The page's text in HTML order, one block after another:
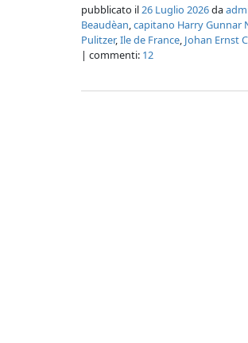
pubblicato il26 Luglio 2026da
Beaudèan,capitano Harry Gunnar
Pulitzer,Ile de France, Johan Ernst
| commenti: 12